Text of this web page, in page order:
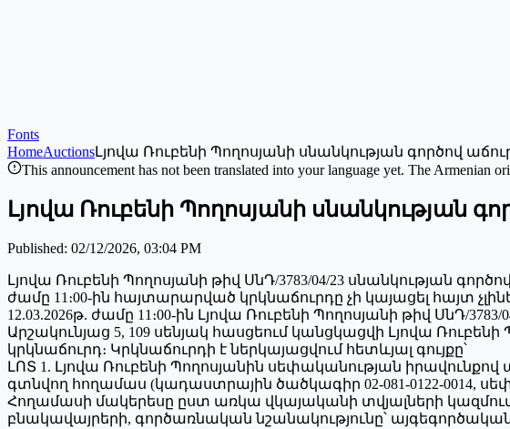
Fonts
HomeAuctionsԼյովա Ռուբենի Պողոսյանի սնանկության գործով
This announcement has not been translated into your language yet. The Armenian
Լյովա Ռուբենի Պողոսյանի սնանկության
Published: 02/12/2026, 03:04 PM
Լյովա Ռուբենի Պողոսյանի թիվ ՍնԴ/3783/04/23 սնանկության
ժամը 11։00-ին հայտարարված կրկնաճուրդը չի կայացել հայտ
12.03.2026թ. ժամը 11։00-ին Լյովա Ռուբենի Պողոսյանի թիվ ՍնԴ/
Արշակունյաց 5, 109 սենյակ հասցեում կանցկացվի Լյովա
կրկնաճուրդ։ Կրկնաճուրդի է ներկայացվում հետևյալ գույքը՝
ԼՈՏ 1. Լյովա Ռուբենի Պողոսյանին սեփականության
գտնվող հողամաս (կադաստրային ծածկագիր 02-081-0122-0014,
Հողամասի մակերեսը ըստ առկա վկայականի տվյալների
բնակավայրերի, գործառնական նշանակությունը՝